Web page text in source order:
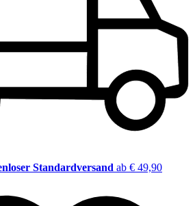
Standardversand ab € 49,90